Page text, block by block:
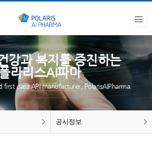
강과 복지를 증진하는
라리스AI파마
class API manufacturer, PolarisAIPharma.
공시정보